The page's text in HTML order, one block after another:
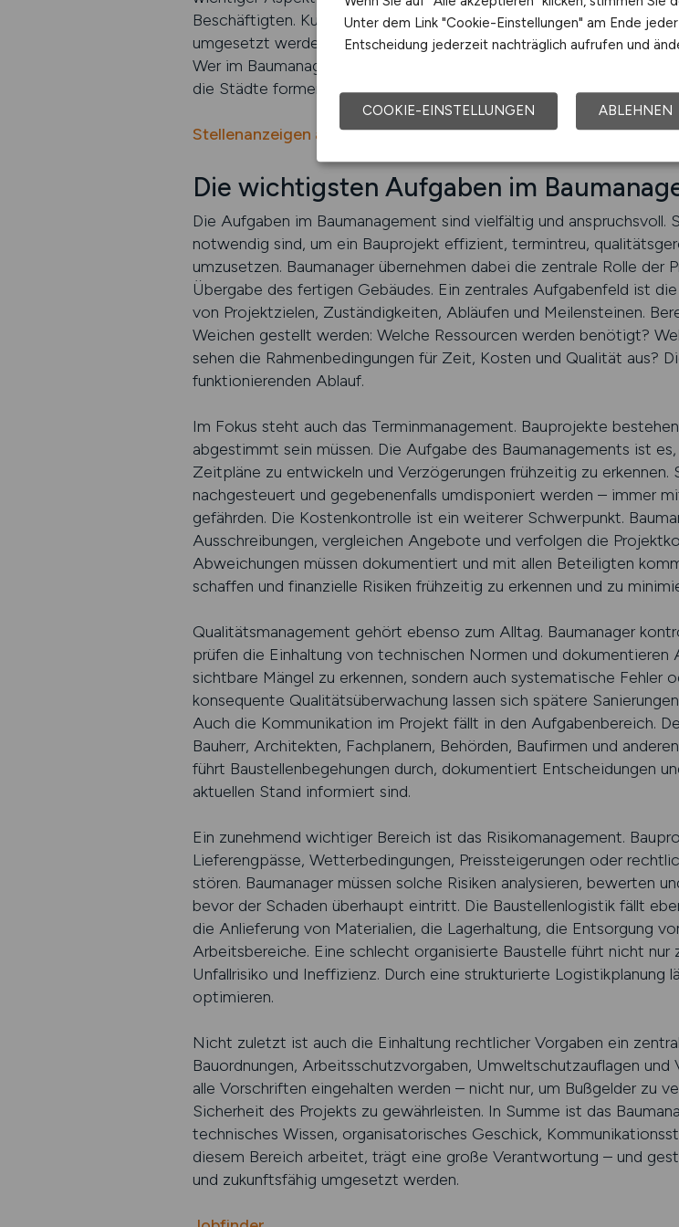
Beschäftigten. Kurz gesagt: Baumanagement ist die Grundlage
umgesetzt werden können. Es verbindet Planung mit Praxis,
Wer im Baumanagement tätig ist, steht im Zentrum des
die Städte formen, Infrastrukturen schaffen und Lebensräume
Stellenanzeigen auf BAU.JOBS finden
Die wichtigsten Aufgaben im
Die Aufgaben im Baumanagement sind vielfältig und
notwendig sind, um ein Bauprojekt effizient, termintreu,
umzusetzen. Baumanager übernehmen dabei die zentrale Rolle
Übergabe des fertigen Gebäudes. Ein zentrales Aufgabenfeld ist
von Projektzielen, Zuständigkeiten, Abläufen und Meilensteinen.
Weichen gestellt werden: Welche Ressourcen werden benötigt?
sehen die Rahmenbedingungen für Zeit, Kosten und Qualität aus?
funktionierenden Ablauf.
Im Fokus steht auch das Terminmanagement. Bauprojekte
abgestimmt sein müssen. Die Aufgabe des Baumanagements ist
Zeitpläne zu entwickeln und Verzögerungen frühzeitig zu erkennen.
nachgesteuert und gegebenenfalls umdisponiert werden – immer
gefährden. Die Kostenkontrolle ist ein weiterer Schwerpunkt.
Ausschreibungen, vergleichen Angebote und verfolgen die
Abweichungen müssen dokumentiert und mit allen Beteiligten
schaffen und finanzielle Risiken frühzeitig zu erkennen und zu
Qualitätsmanagement gehört ebenso zum Alltag. Baumanager
prüfen die Einhaltung von technischen Normen und
sichtbare Mängel zu erkennen, sondern auch systematische Fehler
konsequente Qualitätsüberwachung lassen sich spätere
Auch die Kommunikation im Projekt fällt in den Aufgabenbereich.
Bauherr, Architekten, Fachplanern, Behörden, Baufirmen und
führt Baustellenbegehungen durch, dokumentiert Entscheidungen
aktuellen Stand informiert sind.
Ein zunehmend wichtiger Bereich ist das Risikomanagement.
Lieferengpässe, Wetterbedingungen, Preissteigerungen oder
stören. Baumanager müssen solche Risiken analysieren, bewerten
bevor der Schaden überhaupt eintritt. Die Baustellenlogistik fällt
die Anlieferung von Materialien, die Lagerhaltung, die Entsorgung
Arbeitsbereiche. Eine schlecht organisierte Baustelle führt nicht nur
Unfallrisiko und Ineffizienz. Durch eine strukturierte Logistikplanung
optimieren.
Nicht zuletzt ist auch die Einhaltung rechtlicher Vorgaben ein
Bauordnungen, Arbeitsschutzvorgaben, Umweltschutzauflagen und
alle Vorschriften eingehalten werden – nicht nur, um Bußgelder zu
Sicherheit des Projekts zu gewährleisten. In Summe ist das
technisches Wissen, organisatorisches Geschick,
diesem Bereich arbeitet, trägt eine große Verantwortung – und
und zukunftsfähig umgesetzt werden.
Unter dem Link "Cookie-Einstellungen" am Ende
Entscheidung jederzeit nachträglich aufrufen und
COOKIE-EINSTELLUNGEN ABLEHNEN